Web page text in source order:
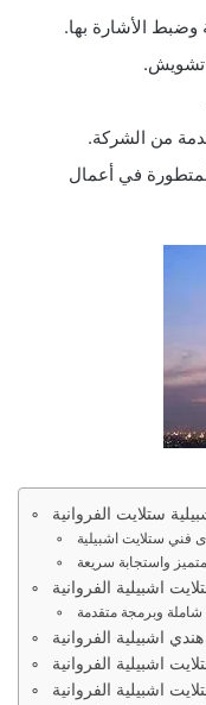
وضبط الأشارة بها.
تشويش.
من الشركة.
في أعمال
واستجابة سريعة
وبرمجة متقدمة
اشبيلية الفروانية
اشبيلية الفروانية
اشبيلية الفروانية